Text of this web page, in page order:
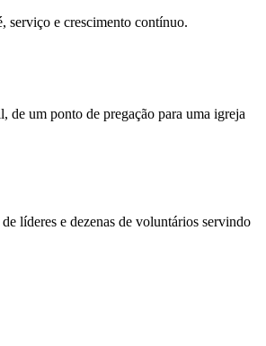
serviço e crescimento contínuo.
de um ponto de pregação para uma igreja
líderes e dezenas de voluntários servindo